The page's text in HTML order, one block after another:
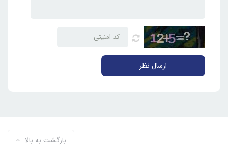
ارسال نظر
بازگشت به بالا